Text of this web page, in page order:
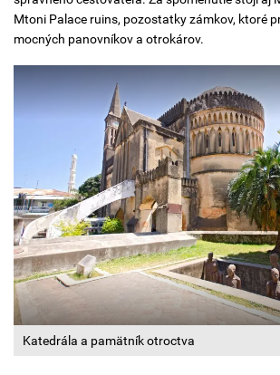
Mtoni Palace ruins, pozostatky zámkov, ktoré
mocných panovníkov a otrokárov.
Katedrála a pamätník otroctva